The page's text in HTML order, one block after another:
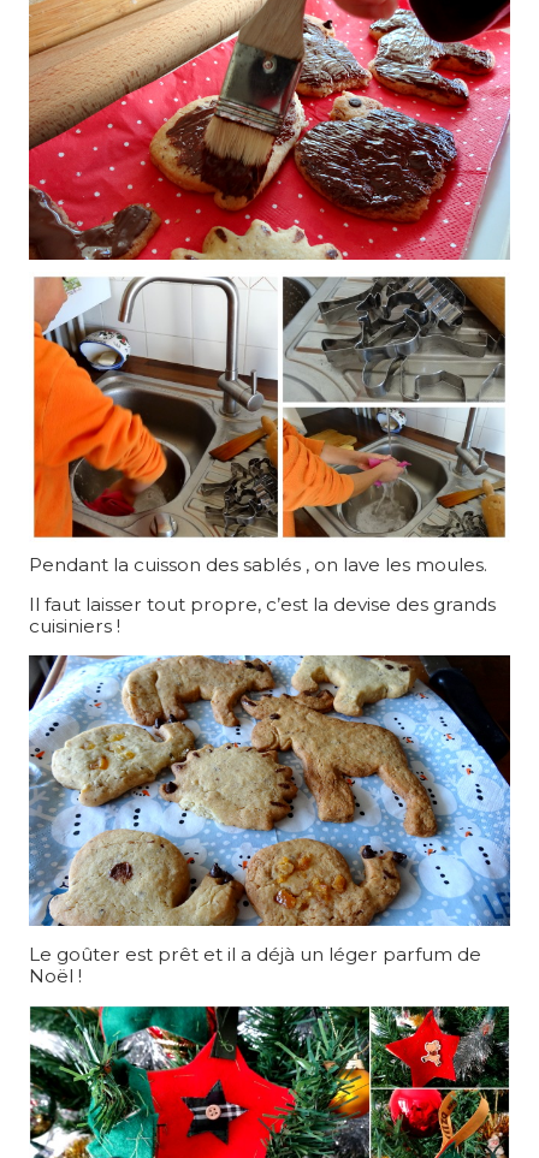
Pendant la cuisson des sablés , on lave les moules.
Il faut laisser tout propre, c’est la devise des grands
cuisiniers !
Le goûter est prêt et il a déjà un léger parfum de
Noël !